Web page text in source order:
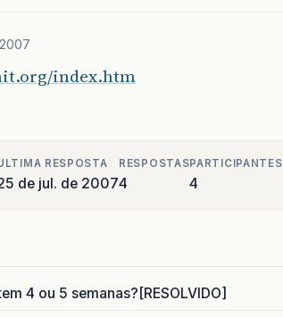
index.htm
RESPOSTA
de jul. de 2007
RESPOSTAS
4
PARTICIPANTES
4
4 ou 5 semanas?[RESOLVIDO]